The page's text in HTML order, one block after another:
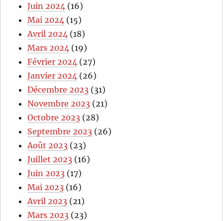
Juin 2024 (16)
Mai 2024 (15)
Avril 2024 (18)
Mars 2024 (19)
Février 2024 (27)
Janvier 2024 (26)
Décembre 2023 (31)
Novembre 2023 (21)
Octobre 2023 (28)
Septembre 2023 (26)
Août 2023 (23)
Juillet 2023 (16)
Juin 2023 (17)
Mai 2023 (16)
Avril 2023 (21)
Mars 2023 (23)